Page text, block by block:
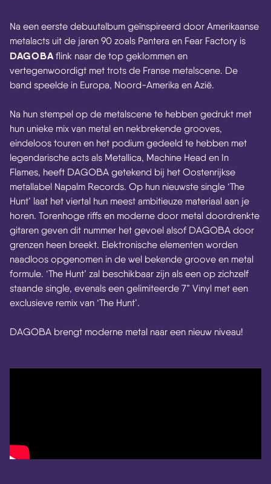
Na een eerste debuutalbum geïnspireerd door Amerikaanse
metalacts uit de jaren 90 zoals Pantera en Fear Factory is
DAGOBAflink naar de top geklommen en
vertegenwoordigt met trots de Franse metalscene. De
band speelde in Europa, Noord-Amerika en Azië.
Na hun stempel op de metalscene te hebben gedrukt met
hun unieke mix van metal en nekbrekende grooves,
eindeloos touren en het podium gedeeld te hebben met
legendarische acts als Metallica, Machine Head en In
Flames, heeft DAGOBA getekend bij het Oostenrijkse
metallabel Napalm Records. Op hun nieuwste single ‘The
Hunt’ laat het viertal hun meest ambitieuze materiaal aan je
horen. Torenhoge riffs en moderne door metal doordrenkte
gitaren geven dit nummer het gevoel alsof DAGOBA door
grenzen heen breekt. Elektronische elementen worden
naadloos opgenomen in de wel bekende groove en metal
formule. ‘The Hunt’ zal beschikbaar zijn als een op zichzelf
staande single, evenals een gelimiteerde 7” Vinyl met een
exclusieve remix van ‘The Hunt’.
DAGOBA brengt moderne metal naar een nieuw niveau!